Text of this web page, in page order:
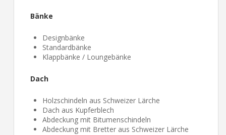
Bänke
Designbänke
Standardbänke
Klappbänke / Loungebänke
Dach
Holzschindeln aus Schweizer Lärche
Dach aus Kupferblech
Abdeckung mit Bitumenschindeln
Abdeckung mit Bretter aus Schweizer Lärche